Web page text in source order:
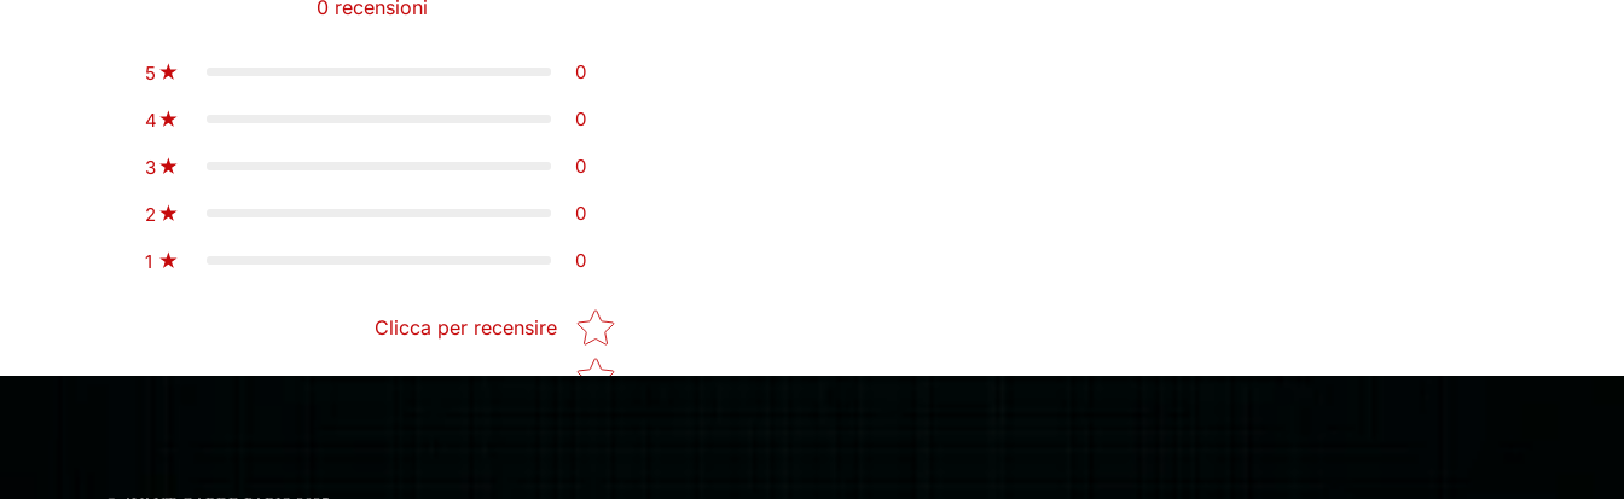
0 recensioni
5 0
4 0
3 0
2 0
1 0
Clicca per recensire Star rating